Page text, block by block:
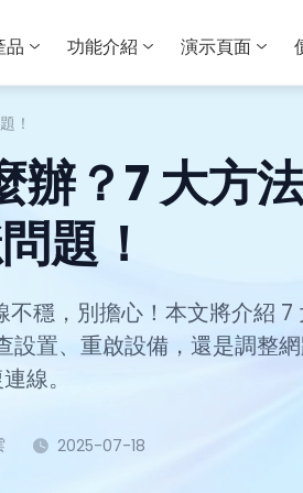
品 功能介紹 演示頁面
！
？7 大方
題！
穩，別擔心！本文將介紹
置、重啟設備，還是調整
線。
2025-07-18